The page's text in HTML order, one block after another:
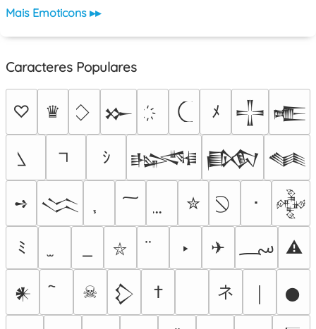
Mais Emoticons ▸▸
Caracteres Populares
♡ ♛ 𒁍 ﾒ 𒋲 𒍫
ｼ 𒈙 𒁃 𒈝
➺ 𒈱 ✮ ･ 𒅒
ﾐ ⛥ ‣ ✈ ؄ ⚠
𒀭 ☠ 𒁷 † ネ 𒊹